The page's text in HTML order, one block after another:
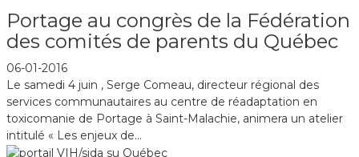
Portage au congrès de la Fédération
des comités de parents du Québec
06-01-2016
Le samedi 4 juin , Serge Comeau, directeur régional des
services communautaires au centre de réadaptation en
toxicomanie de Portage à Saint-Malachie, animera un atelier
intitulé « Les enjeux de...